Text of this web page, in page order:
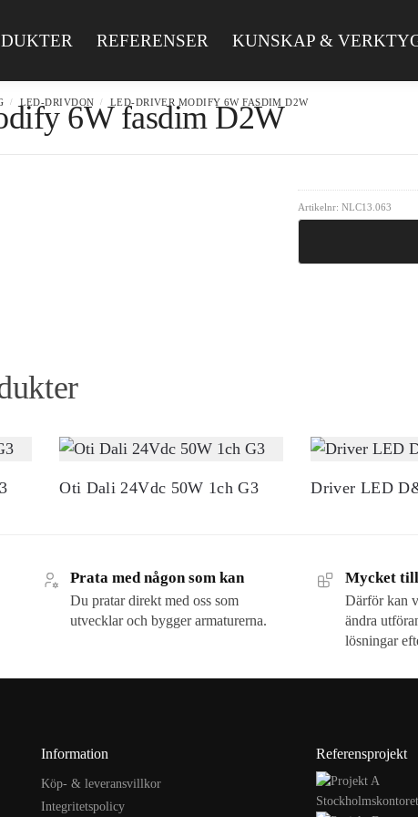
REFERENSER KUNSKAP &
/ LED-DRIVDON / LED-DRIVER MODIFY 6W FASDIM D2W
6W fasdim D2W
Artikelnr: NLC13.063
Oti Dali 24Vdc 50W 1ch G3 Driver LED
Prata med någon som kan
Du pratar direkt med oss som
utvecklar och bygger armaturerna.
Mycket
Därför kan
ändra
lösningar
Information
Köp- & leveransvillkor
Integritetspolicy
Referensprojekt
Stockholmskontoret